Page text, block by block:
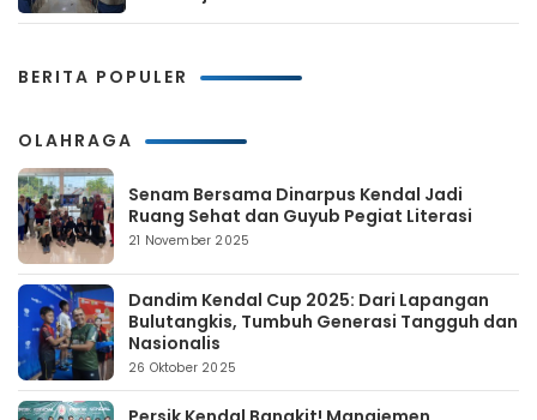
BERITA POPULER
OLAHRAGA
Senam Bersama Dinarpus Kendal Jadi
Ruang Sehat dan Guyub Pegiat Literasi
21 November 2025
Dandim Kendal Cup 2025: Dari Lapangan
Bulutangkis, Tumbuh Generasi Tangguh dan
Nasionalis
26 Oktober 2025